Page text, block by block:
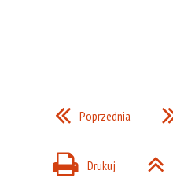
Poprzednia
Drukuj